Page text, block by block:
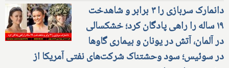
دانمارک سربازی را ۳ برابر و شاهدخت
۱۹ ساله را راهی پادگان کرد؛ خشکسالی
در آلمان، آتش در یونان و بیماری گاوها
در سوئیس؛ سود وحشتناک شرکت‌های نفتی آمریکا از